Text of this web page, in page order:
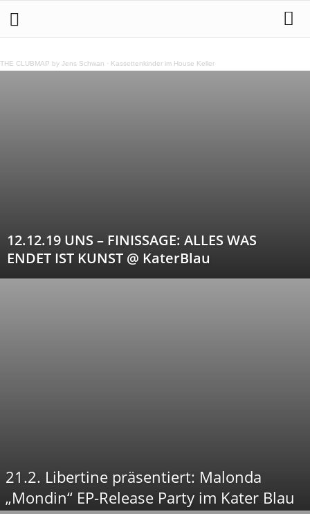
THE CLUBMAP by Jens Schwan · Kassettenkinder im House Keller
12.12.19 UNS – FINISSAGE: ALLES WAS
ENDET IST KUNST @ KaterBlau
21.2. Libertine präsentiert: Malonda
„Mondin“ EP-Release Party im Kater Blau